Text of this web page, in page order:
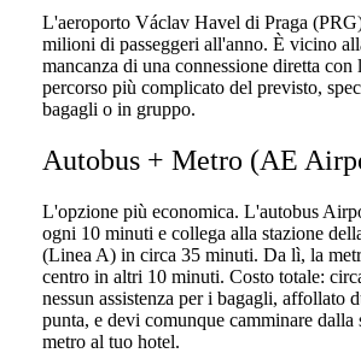
L'aeroporto Václav Havel di Praga
milioni di passeggeri all'anno. È vicino
mancanza di una connessione diretta con
percorso più complicato del previsto,
bagagli o in gruppo.
Autobus + Metro (AE
L'opzione più economica. L'autobus
ogni 10 minuti e collega alla stazione
(Linea A) in circa 35 minuti. Da lì, la
centro in altri 10 minuti. Costo totale:
nessun assistenza per i bagagli, affollato
punta, e devi comunque camminare dalla
metro al tuo hotel.